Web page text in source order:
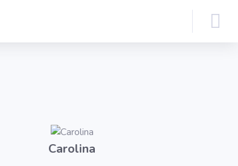
Carolina